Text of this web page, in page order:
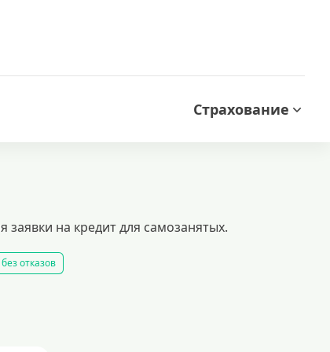
Страхование
на кредит для самозанятых.
отказов
и низкими переплатами.